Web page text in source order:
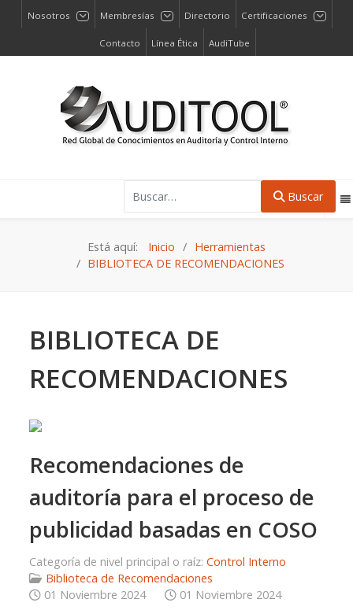
Nosotros Membresías Directorio Certificaciones
Contacto Línea Ética AudiTube
Buscar
Está aquí: Inicio
Herramientas
BIBLIOTECA DE RECOMENDACIONES
BIBLIOTECA DE
RECOMENDACIONES
Recomendaciones de
auditoría para el proceso de
publicidad basadas en COSO
Categoría de nivel principal o raíz: Control Interno
Biblioteca de Recomendaciones
01 Noviembre 2024
01 Noviembre 2024